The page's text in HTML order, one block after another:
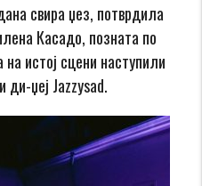
свира џез, потврдила
Касадо, позната по
истој сцени наступили
ди-џеј Jazzysad.